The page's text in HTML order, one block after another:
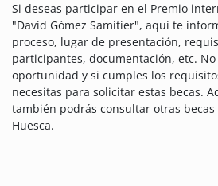
Si deseas participar en el Premio
"David Gómez Samitier", aquí te
proceso, lugar de presentación,
participantes, documentación, etc.
oportunidad y si cumples los
necesitas para solicitar estas becas.
también podrás consultar otras
Huesca.